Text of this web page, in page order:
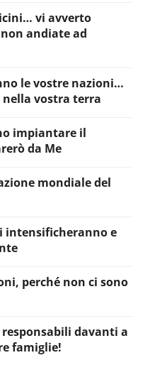
vi avverto
andiate ad
le vostre nazioni…
vostra terra
impiantare il
da Me
mondiale del
intensificheranno e
perché non ci sono
davanti a
famiglie!